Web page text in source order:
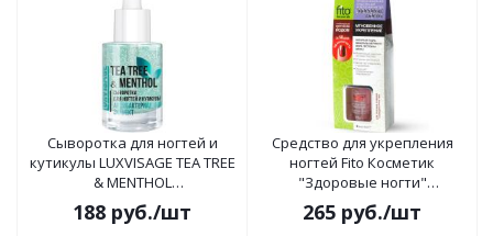
Сыворотка для ногтей и
кутикулы LUXVISAGE TEA TREE
& MENTHOL
антибактериальный эффект
10г
188 руб./шт
Средство для укрепления
ногтей Fito Косметик
"Здоровые ногти"
мгновенное укрепление 8мл
265 руб./шт